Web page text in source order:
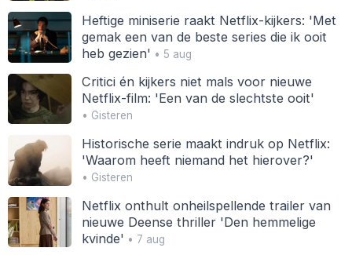
Heftige miniserie raakt Netflix-kijkers: 'Met
gemak een van de beste series die ik ooit
heb gezien' • 5 aug
Critici én kijkers niet mals voor nieuwe
Netflix-film: 'Een van de slechtste ooit'
• Gisteren
Historische serie maakt indruk op Netflix:
'Waarom heeft niemand het hierover?'
• Gisteren
Netflix onthult onheilspellende trailer van
nieuwe Deense thriller 'Den hemmelige
kvinde' • 7 aug